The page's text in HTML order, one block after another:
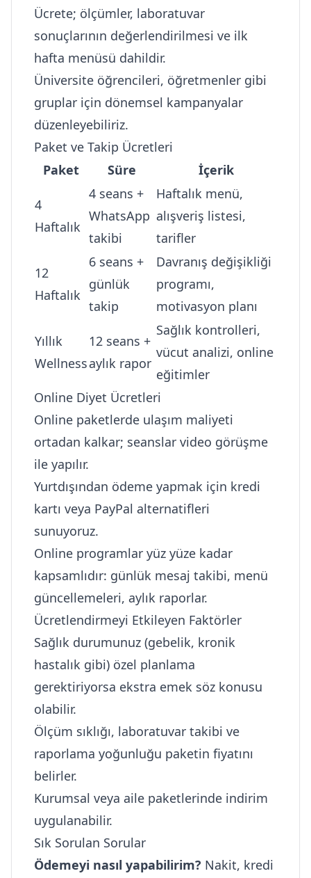
Ücrete; ölçümler, laboratuvar
sonuçlarının değerlendirilmesi ve ilk
hafta menüsü dahildir.
Üniversite öğrencileri, öğretmenler gibi
gruplar için dönemsel kampanyalar
düzenleyebiliriz.
Paket ve Takip Ücretleri
Paket
Süre İçerik
4
Haftalık
4 seans +
WhatsApp
takibi
Haftalık menü,
alışveriş listesi,
tarifler
12
Haftalık
6 seans +
günlük
takip
Davranış değişikliği
programı,
motivasyon planı
Yıllık
Wellness
12 seans +
aylık rapor
Sağlık kontrolleri,
vücut analizi, online
eğitimler
Online Diyet Ücretleri
Online paketlerde ulaşım maliyeti
ortadan kalkar; seanslar video görüşme
ile yapılır.
Yurtdışından ödeme yapmak için kredi
kartı veya PayPal alternatifleri
sunuyoruz.
Online programlar yüz yüze kadar
kapsamlıdır: günlük mesaj takibi, menü
güncellemeleri, aylık raporlar.
Ücretlendirmeyi Etkileyen Faktörler
Sağlık durumunuz (gebelik, kronik
hastalık gibi) özel planlama
gerektiriyorsa ekstra emek söz konusu
olabilir.
Ölçüm sıklığı, laboratuvar takibi ve
raporlama yoğunluğu paketin fiyatını
belirler.
Kurumsal veya aile paketlerinde indirim
uygulanabilir.
Sık Sorulan Sorular
Ödemeyi nasıl yapabilirim? Nakit, kredi